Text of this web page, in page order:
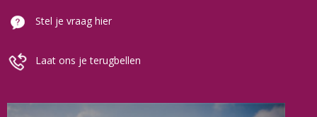
Stel je vraag hier
Laat ons je terugbellen